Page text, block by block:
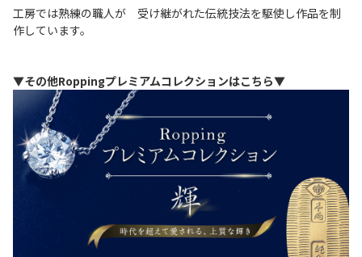
工房では熟練の職人が 受け継がれた伝統技法を駆使し作品を制
作しています。
▼その他Roppingプレミアムコレクションはこちら▼